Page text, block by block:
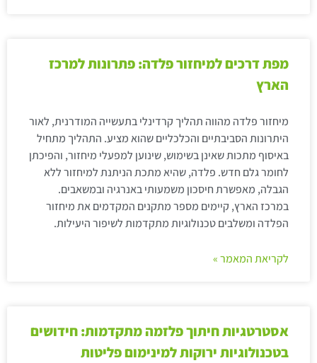
מפת דרכים למיחזור פלדה: פתרונות למרכז
הארץ
מיחזור פלדה מהווה תהליך קרדינלי בתעשייה המודרנית, לאור
היתרונות הסביבתיים והכלכליים שהוא מציע. התהליך מתחיל
באיסוף מתכות שאינן בשימוש, שינוען למפעלי מיחזור, והפיכתן
לחומר גלם חדש. פלדה, שהיא מתכת הניתנת למיחזור ללא
הגבלה, מאפשרת חיסכון משמעותי באנרגיה ובמשאבים.
במרכז הארץ, קיימים מספר מתקנים המקדמים את מיחזור
הפלדה ומשלבים טכנולוגיות מתקדמות לשיפור היעילות.
לקריאת המאמר »
אסטרטגיות חיתוך פלזמה מתקדמות: חידושים
בטכנולוגיות ירוקות למינימום פליטות